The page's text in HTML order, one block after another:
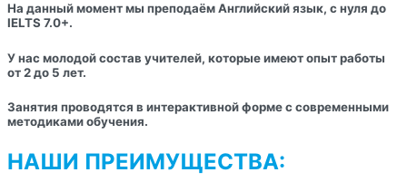
На данный момент мы преподаём Английский язык, с нуля до
IELTS 7.0+.
У нас молодой состав учителей, которые имеют опыт работы
от 2 до 5 лет.
Занятия проводятся в интерактивной форме с современными
методиками обучения.
НАШИ ПРЕИМУЩЕСТВА: